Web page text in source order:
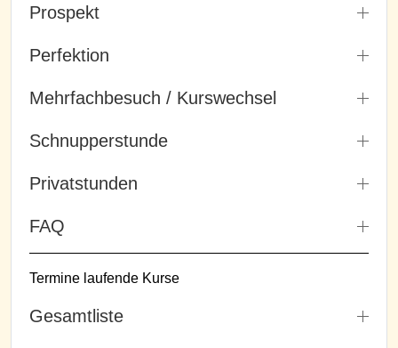
Prospekt
Perfektion
Mehrfachbesuch / Kurswechsel
Schnupperstunde
Privatstunden
FAQ
Termine laufende Kurse
Gesamtliste